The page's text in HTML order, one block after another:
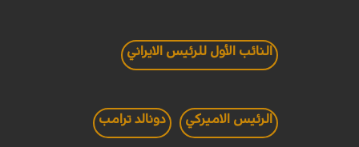
النائب الأول للرئيس الايراني
الرئيس الاميركي دونالد ترامب